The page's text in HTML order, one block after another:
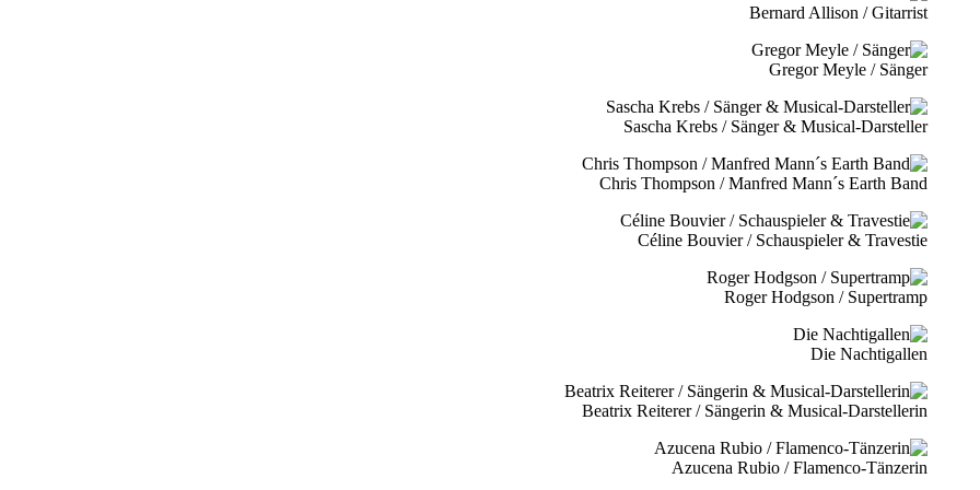
Bernard Allison / Gitarrist
Gregor Meyle / Sänger
Sascha Krebs / Sänger & Musical-Darsteller
Chris Thompson / Manfred Mann´s Earth Band
Céline Bouvier / Schauspieler & Travestie
Roger Hodgson / Supertramp
Die Nachtigallen
Beatrix Reiterer / Sängerin & Musical-Darstellerin
Azucena Rubio / Flamenco-Tänzerin